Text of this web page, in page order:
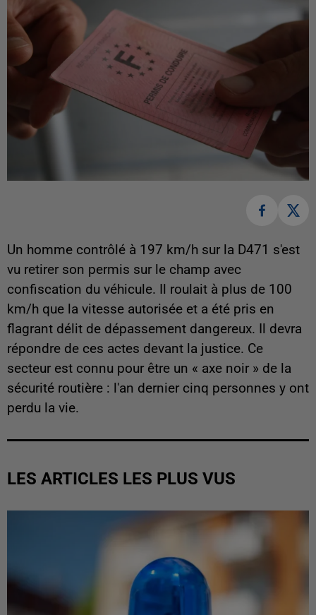
Un homme contrôlé à 197 km/h sur la D471 s'est
vu retirer son permis sur le champ avec
confiscation du véhicule. Il roulait à plus de 100
km/h que la vitesse autorisée et a été pris en
flagrant délit de dépassement dangereux. Il devra
répondre de ces actes devant la justice. Ce
secteur est connu pour être un « axe noir » de la
sécurité routière : l'an dernier cinq personnes y ont
perdu la vie.
LES ARTICLES LES PLUS VUS